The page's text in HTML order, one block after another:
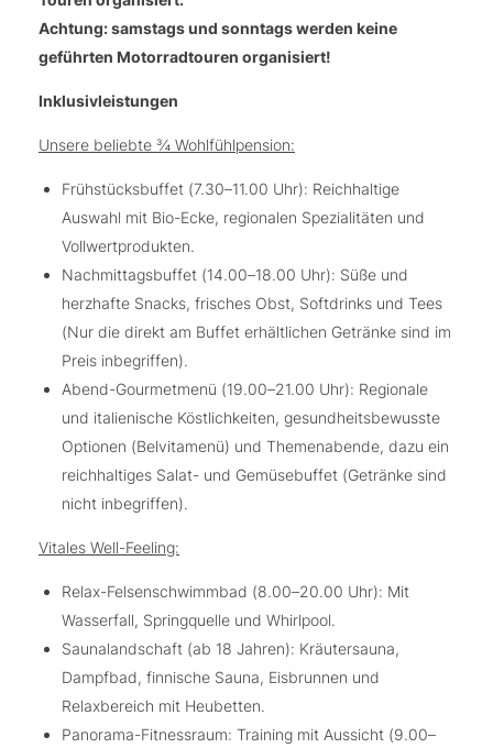
Achtung: samstags und sonntags werden keine
geführten Motorradtouren organisiert!
Inklusivleistungen
Unsere beliebte ¾ Wohlfühlpension:
Frühstücksbuffet (7.30–11.00 Uhr): Reichhaltige
Auswahl mit Bio-Ecke, regionalen Spezialitäten und
Vollwertprodukten.
Nachmittagsbuffet (14.00–18.00 Uhr): Süße und
herzhafte Snacks, frisches Obst, Softdrinks und Tees
(Nur die direkt am Buffet erhältlichen Getränke sind im
Preis inbegriffen).
Abend-Gourmetmenü (19.00–21.00 Uhr): Regionale
und italienische Köstlichkeiten, gesundheitsbewusste
Optionen (Belvitamenü) und Themenabende, dazu ein
reichhaltiges Salat- und Gemüsebuffet (Getränke sind
nicht inbegriffen).
Vitales Well-Feeling:
Relax-Felsenschwimmbad (8.00–20.00 Uhr): Mit
Wasserfall, Springquelle und Whirlpool.
Saunalandschaft (ab 18 Jahren): Kräutersauna,
Dampfbad, finnische Sauna, Eisbrunnen und
Relaxbereich mit Heubetten.
Panorama-Fitnessraum: Training mit Aussicht (9.00–